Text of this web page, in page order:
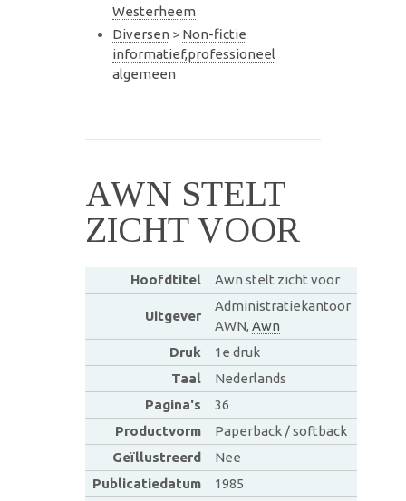
Westerheem
Diversen > Non-fictie
informatief,professioneel
algemeen
AWN STELT
ZICHT VOOR
Hoofdtitel Awn stelt zicht voor
Uitgever
Administratiekantoor
AWN, Awn
Druk
1e druk
Taal
Nederlands
Pagina's
36
Productvorm
Paperback / softback
Geïllustreerd
Nee
Publicatiedatum
1985